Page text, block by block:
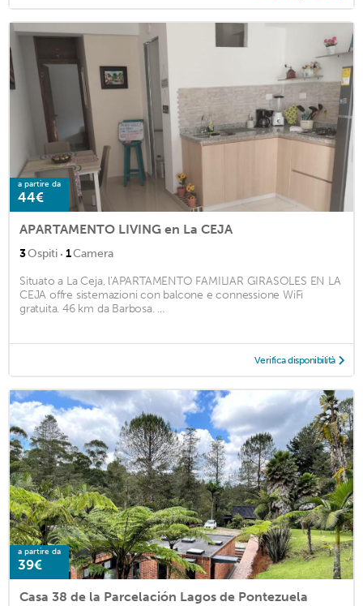
a partire da
44€
APARTAMENTO LIVING en La CEJA
3Ospiti · 1Camera
Situato a La Ceja, l'APARTAMENTO FAMILIAR GIRASOLES EN LA
CEJA offre sistemazioni con balcone e connessione WiFi
gratuita. 46 km da Barbosa. ...
Verifica disponibilità
a partire da
39€
Casa 38 de la Parcelación Lagos de Pontezuela